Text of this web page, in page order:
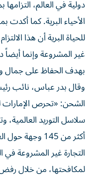
دولية في العالم،
الأحياء البرية. كما أكدت
للحياة البرية أن هذا
غير المشروعة وإنما
بهدف الحفاظ على جمال
وقال بدر عباس، نائب
الشحن: «تحرص
سلاسل التوريد العالمية،
أكثر من 145
التجارة غير المشروعة في
لمكافحتها، من خلال رفض